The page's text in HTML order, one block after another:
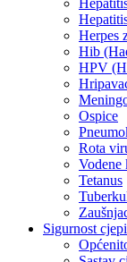
Herpes
Hib
HPV
Ospice
Rota
Vodene
Tetanus
Sigurnost